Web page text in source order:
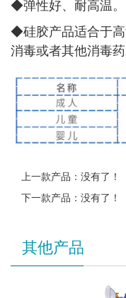
◆弹性好、耐高温。
◆硅胶产品适合于
消毒或者其他消毒药
上一款产品：没有了！
下一款产品：没有了！
其他产品